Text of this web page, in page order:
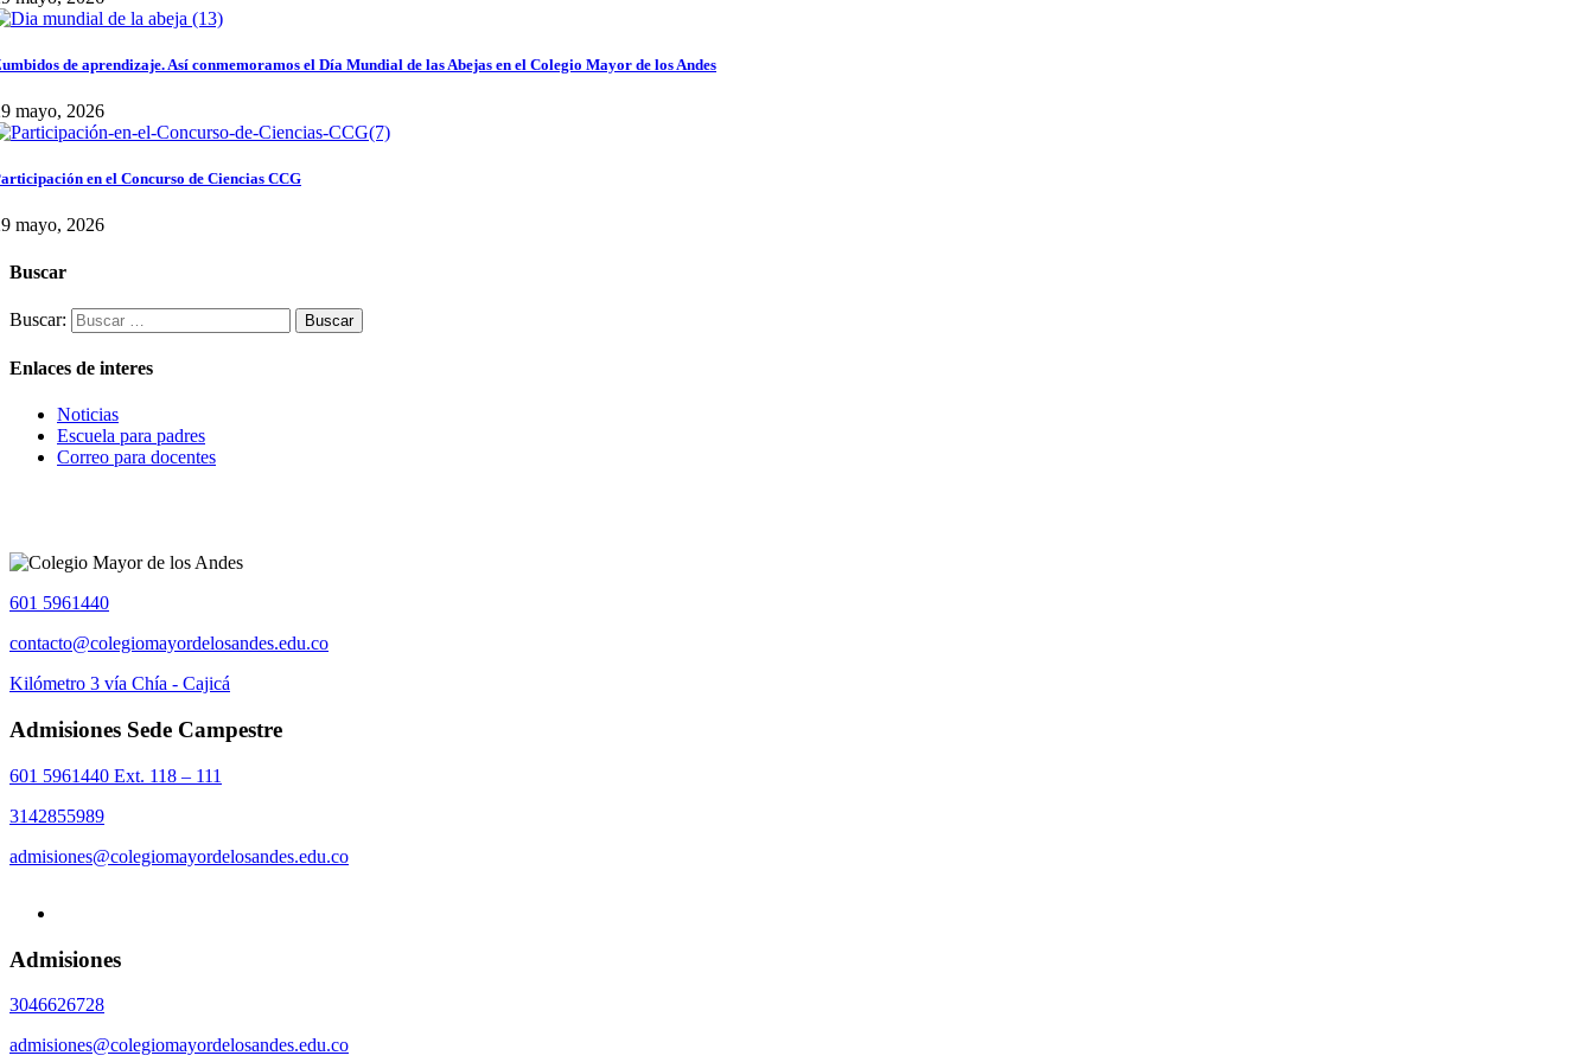
de aprendizaje. Así conmemoramos el Día Mundial de las Abejas en el Colegio Mayor de los Andes
mayo, 2026
en el Concurso de Ciencias CCG
mayo, 2026
Buscar
Buscar:
Enlaces de interes
Noticias
Escuela para padres
Correo para docentes
601 5961440
contacto@colegiomayordelosandes.edu.co
Kilómetro 3 vía Chía - Cajicá
Admisiones Sede Campestre
601 5961440 Ext. 118 – 111
3142855989
admisiones@colegiomayordelosandes.edu.co
Admisiones
3046626728
admisiones@colegiomayordelosandes.edu.co